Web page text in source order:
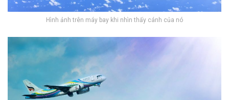
Hình ảnh trên máy bay khi nhìn thấy cánh của nó